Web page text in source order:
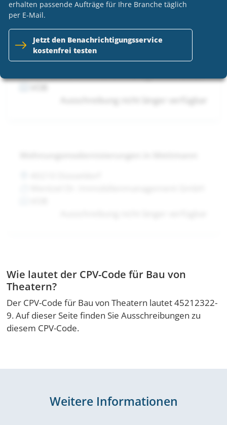
Wohnungsmodernisierungen in Mettmann
40210 Düsseldorf
Ausschreibung nicht länger verfügbar
erhalten passende Aufträge für Ihre Branche täglich
per E-Mail.
Jetzt den Benachrichtigungsservice
kostenfrei testen
Wie lautet der CPV-Code für Bau von
Theatern?
Der CPV-Code für Bau von Theatern lautet 45212322-
9. Auf dieser Seite finden Sie Ausschreibungen zu
diesem CPV-Code.
Weitere Informationen